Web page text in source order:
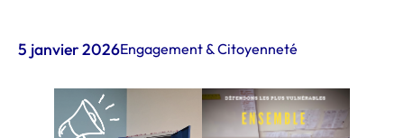
5 janvier 2026Engagement & Citoyenneté